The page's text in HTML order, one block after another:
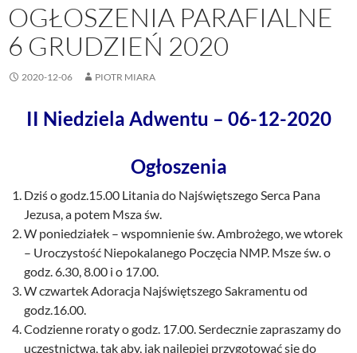
OGŁOSZENIA PARAFIALNE
6 GRUDZIEŃ 2020
2020-12-06 PIOTR MIARA
II Niedziela Adwentu – 06-12-2020
Ogłoszenia
Dziś o godz.15.00 Litania do Najświętszego Serca Pana
Jezusa, a potem Msza św.
W poniedziałek – wspomnienie św. Ambrożego, we wtorek
– Uroczystość Niepokalanego Poczęcia NMP. Msze św. o
godz. 6.30, 8.00 i o 17.00.
W czwartek Adoracja Najświętszego Sakramentu od
godz.16.00.
Codzienne roraty o godz. 17.00. Serdecznie zapraszamy do
uczestnictwa, tak aby, jak najlepiej przygotować się do